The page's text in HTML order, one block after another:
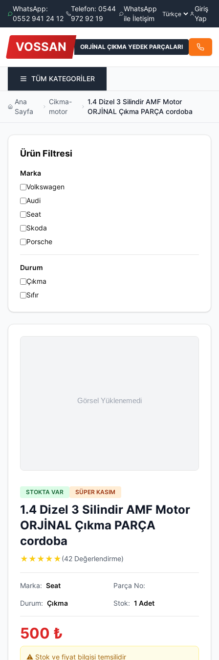
WhatsApp:
0552 941 24 12
Telefon: 0544
972 92 19
WhatsApp
ile İletişim
Giriş
Yap
VOSSAN ORJİNAL ÇIKMA YEDEK PARÇALARI
TÜM KATEGORİLER
Ana
Sayfa
Cikma-
motor
1.4 Dizel 3 Silindir AMF Motor
ORJİNAL Çıkma PARÇA cordoba
Ürün Filtresi
Marka
Volkswagen
Audi
Seat
Skoda
Porsche
Durum
Çıkma
Sıfır
STOKTA VAR SÜPER KASIM
1.4 Dizel 3 Silindir AMF Motor
ORJİNAL Çıkma PARÇA
cordoba
★ ★ ★ ★ ★(42 Değerlendirme)
Marka: Seat Parça No:
Durum: Çıkma Stok: 1 Adet
500 ₺
⚠️ Stok ve fiyat bilgisi temsilidir